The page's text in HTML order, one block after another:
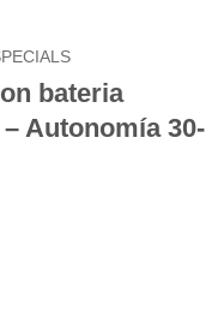
bateria
Autonomía 30-